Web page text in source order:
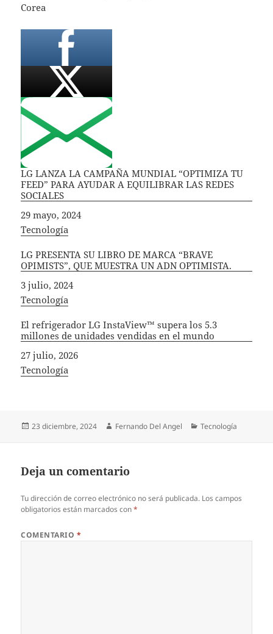
Corea
LG LANZA LA CAMPAÑA MUNDIAL “OPTIMIZA TU
FEED” PARA AYUDAR A EQUILIBRAR LAS REDES
SOCIALES
Fecha
29 mayo, 2024
In relation to
Tecnología
LG PRESENTA SU LIBRO DE MARCA “BRAVE
OPIMISTS”, QUE MUESTRA UN ADN OPTIMISTA.
Fecha
3 julio, 2024
In relation to
Tecnología
El refrigerador LG InstaView™ supera los 5.3
millones de unidades vendidas en el mundo
Fecha
27 julio, 2026
In relation to
Tecnología
Publicado
23 diciembre, 2024 Autor
Fernando Del Angel Categorías
Tecnología
Deja un comentario
Tu dirección de correo electrónico no será publicada. Los campos
obligatorios están marcados con*
COMENTARIO *